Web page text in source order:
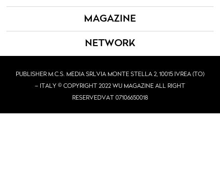
MAGAZINE
NETWORK
PUBLISHER M.C.S. MEDIA SRL VIA MONTE STELLA 2, 10015 IVREA (TO)
– ITALY © COPYRIGHT 2022 WU MAGAZINE ALL RIGHT
RESERVEDVAT 07106650018